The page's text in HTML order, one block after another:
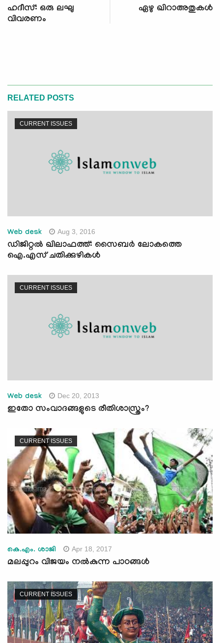
ഹദീസ്: ഒരു ലഘു
വിവരണം
ഏഴു ഖിറാഅതുകള്‍
RELATED POSTS
CURRENT ISSUES
Web desk Aug 3, 2016
ഡിജിറ്റല്‍ ഖിലാഫത്ത്: സൈബര്‍ ലോകത്തെ
ഐ.എസ് ചതിക്കുഴികള്‍
CURRENT ISSUES
Web desk Dec 20, 2013
ഇതോ സംവാദങ്ങളുടെ രീതിശാസ്ത്രം?
CURRENT ISSUES
കെ.എം. ശാജി Apr 18, 2017
മലപ്പുറം വിജയം നല്‍കുന്ന പാഠങ്ങള്‍
CURRENT ISSUES